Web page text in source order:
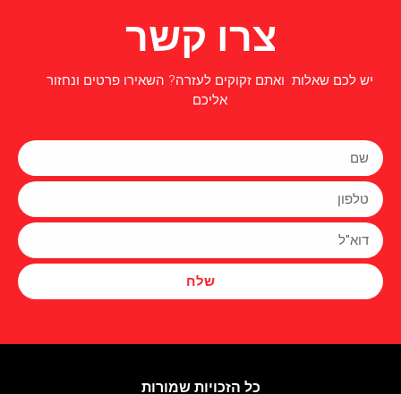
צרו קשר
יש לכם שאלות ואתם זקוקים לעזרה? השאירו פרטים ונחזור
אליכם
שלח
כל הזכויות שמורות